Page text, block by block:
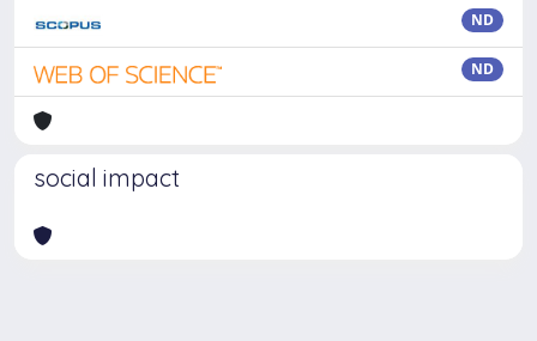
ND
ND
social impact